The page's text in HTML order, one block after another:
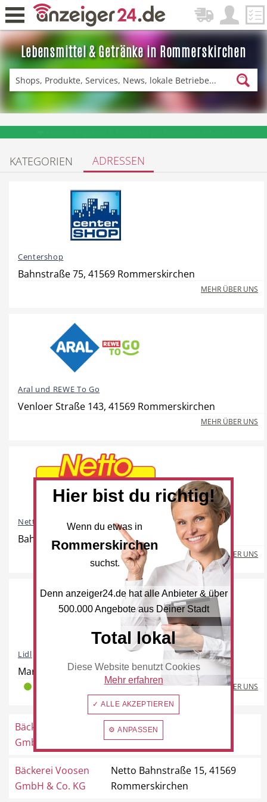
Lebensmittel & Getränke in Rommerskirchen
Zurück
Fitness & Sport Einkaufen
DE-News News
Restaurant
Beauty & Wellness
Handwerk Sport & Freizeit
Gesundheit Dienstleistungen
Lokale Empfehlungen
KATEGORIEN ADRESSEN
Centershop
Bahnstraße 75, 41569 Rommerskirchen
MEHR ÜBER UNS
Aral und REWE To Go
Venloer Straße 143, 41569 Rommerskirchen
MEHR ÜBER UNS
Netto Marken-Discount
Bahnstraße 15-17, 41569 Rommerskirchen
MEHR ÜBER UNS
Lidl
Mariannenpark 1, 41569 Rommerskirchen
MEHR ÜBER UNS
Bäckerei Kraus
GmbH
Venloer Straße 2, 41569
Rommerskirchen
Bäckerei Voosen
GmbH & Co. KG
Netto Bahnstraße 15, 41569
Rommerskirchen
Hier bist du richtig!
Wenn du etwas in
Rommerskirchen
suchst.
Denn anzeiger24.de hat alle Anbieter & über
500.000 Angebote aus Deiner Stadt
Total lokal
Diese Website benutzt Cookies
Mehr erfahren
✓ ALLE AKZEPTIEREN
⚙ ANPASSEN